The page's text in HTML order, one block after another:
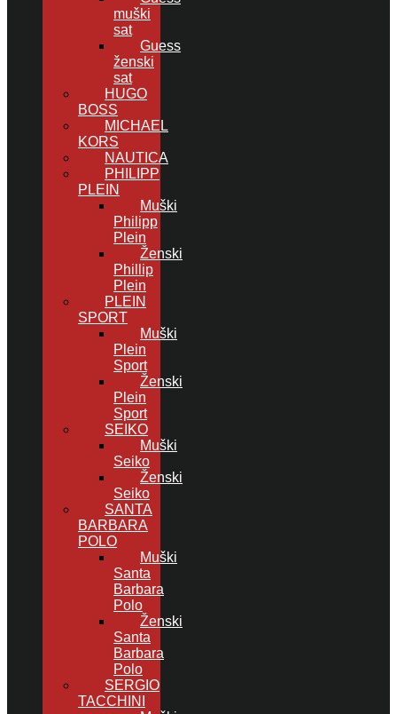
muški
sat
Guess
ženski
sat
HUGO
BOSS
MICHAEL
KORS
NAUTICA
PHILIPP
PLEIN
Muški
Philipp
Plein
Ženski
Phillip
Plein
PLEIN
SPORT
Muški
Plein
Sport
Ženski
Plein
Sport
SEIKO
Muški
Seiko
Ženski
Seiko
SANTA
BARBARA
POLO
Muški
Santa
Barbara
Polo
Ženski
Santa
Barbara
Polo
SERGIO
TACCHINI